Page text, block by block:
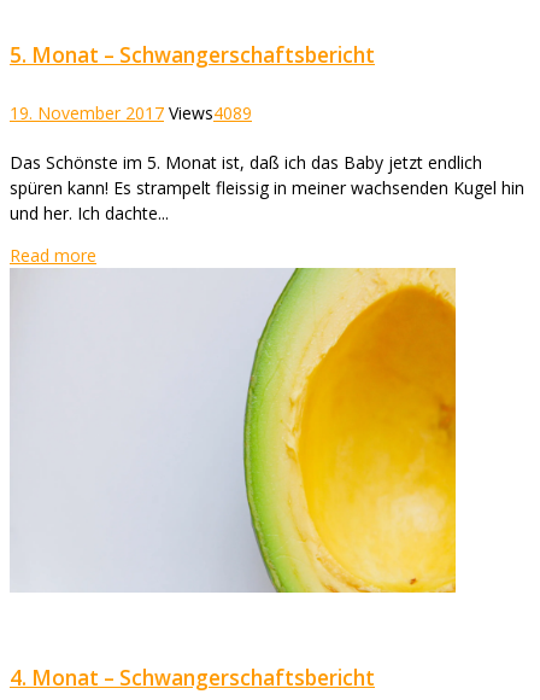
5. Monat – Schwangerschaftsbericht
19. November 2017 Views4089
Das Schönste im 5. Monat ist, daß ich das Baby jetzt endlich
spüren kann! Es strampelt fleissig in meiner wachsenden Kugel hin
und her. Ich dachte...
Read more
4. Monat – Schwangerschaftsbericht